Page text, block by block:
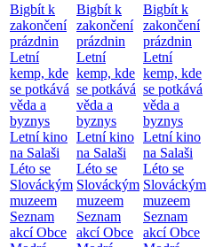
Bigbít k
zakončení
prázdnin
Letní
kemp, kde
se potkává
věda a
byznys
Letní kino
na Salaši
Léto se
Slováckým
muzeem
Seznam
akcí Obce
Bigbít k
zakončení
prázdnin
Letní
kemp, kde
se potkává
věda a
byznys
Letní kino
na Salaši
Léto se
Slováckým
muzeem
Seznam
akcí Obce
Bigbít k
zakončení
prázdnin
Letní
kemp, kde
se potkává
věda a
byznys
Letní kino
na Salaši
Léto se
Slováckým
muzeem
Seznam
akcí Obce